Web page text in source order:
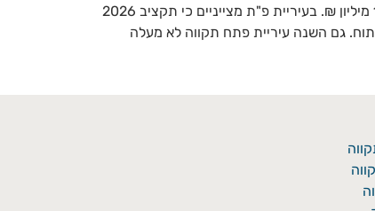
תקציבי הפיתוח יעמדו על 5 מיליארד שקלים, זאת בנוסף לתקציב מקפ"ת שעומד על 190 מיליון ₪ ותקציב מיתב שעומד על כ-180 מיליון ₪. בעיריית פ"ת מצייניים כי תקציב 2026
גם השנה עיריית פתח תקווה לא מעלה